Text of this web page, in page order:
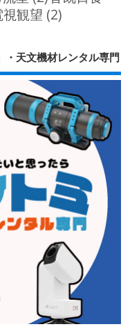
視観望 (2)
・天文機材レンタル専門